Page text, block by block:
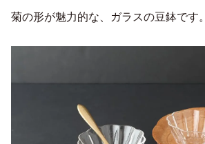
菊の形が魅力的な、ガラスの豆鉢です。